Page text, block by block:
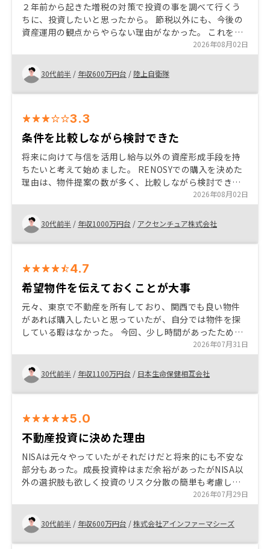
２年前から起きた増税の対策で投資の事を調べて行くう
ちに、投資したいと思ったから。 節税以外にも、今後の
資産運用の観点からやらない理由がなかった。 これを境
に投資の事を勉強したいと思った。 ただし、この国にお
いては投資のことについて理解が追いついてないため、
他の人にすすめる事は難しい。 説明時に専門用語も大事
だが、専門用語を例え話しで説明した方が良いと思っ
た。
2026年08月02日
30代前半 / 年収600万円台 / 陸上自衛隊
3.3
条件を比較しながら検討できた
将来に向けて与信を活用し給与以外の資産形成手段を持
ちたいと考えて始めました。 RENOSYでの購入を決めた
理由は、物件提案の数が多く、比較しながら検討できた
ことに加え、担当者が条件面や管理プランについてこち
らの懸念に合わせて調整・説明してくれたためです。
2026年08月02日
30代前半 / 年収1000万円台 / アクセンチュア株式会社
4.7
希望物件を伝えておくことが大事
元々、東京で不動産を所有しており、関西でも良い物件
があれば購入したいと思っていたが、自分では物件を探
している暇はなかった。 今回、少し時間があったため、
自身の資産整理していたところ、タイミングよく良い物
件を紹介してもらえたため購入した。 良い物件に出会え
るかは、運とタイミングがあるため、良い機会は逃さず
に決断していくことが大切だと思う。
2026年07月31日
30代前半 / 年収1100万円台 / 日本生命保健相互会社
5.0
不動産投資に決めた理由
NISAは元々やっていたがそれだけだと将来的にも不安な
部分もあった。成長投資枠はまだ余裕があったがNISA以
外の選択肢も欲しく投資のリスク分散の簡単も考慮した
上で色々調べていたら不動産投資を気になった。選んだ
大きなきっかけは借入を使えること。
2026年07月29日
30代前半 / 年収600万円台 /株式会社アインファーマシーズ